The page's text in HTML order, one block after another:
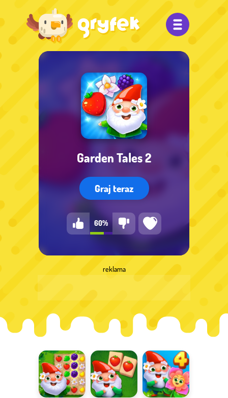
Garden Tales 2
Graj teraz
60%
reklama